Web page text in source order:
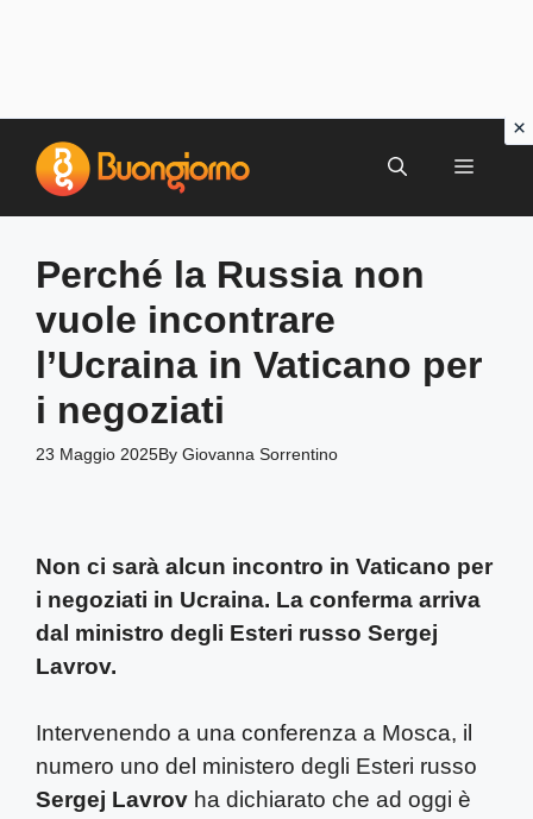
contenuto
MENU
Perché la Russia non
vuole incontrare
l’Ucraina in Vaticano per
i negoziati
23 Maggio 2025By Giovanna Sorrentino
Non ci sarà alcun incontro in Vaticano per
i negoziati in Ucraina. La conferma arriva
dal ministro degli Esteri russo Sergej
Lavrov.
Intervenendo a una conferenza a Mosca, il
numero uno del ministero degli Esteri russo
Sergej Lavrov ha dichiarato che ad oggi è